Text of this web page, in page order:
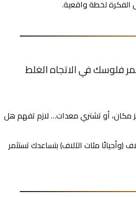
لخطة واقعية.
أو تشتري معدات… لازم تفهم هل
مئات الآلاف) بتساعدك تستثمر